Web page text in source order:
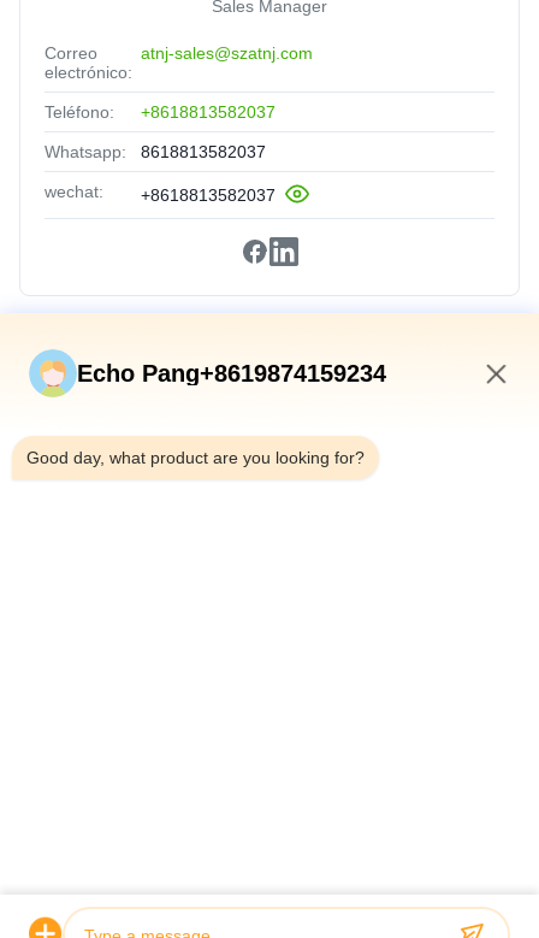
Sales Manager
Correo
electrónico:
atnj-sales@szatnj.com
Teléfono: +8618813582037
Whatsapp: 8618813582037
wechat: +8618813582037
Vínculos Rápidos
Productos
Sobre Nosotros
© 2026 Shenzhen Atnj Communication Technology Co., Ltd.. All Rights
Echo Pang+8619874159234
Good day, what product are you looking for?